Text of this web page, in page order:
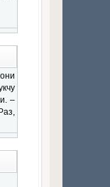
–